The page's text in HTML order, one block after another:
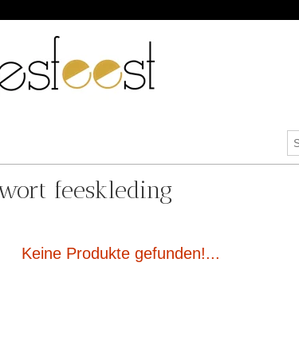
feeskleding
Keine Produkte gefunden!...